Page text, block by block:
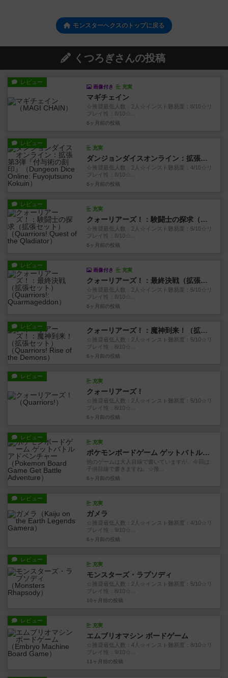
モンスターヘクスのトップに戻る
くつろぎさんの投稿
レビュー
画像付き 充実
マギチェイン
☆推奨最低人数：2人☆インスト難易度：8/10☆リ
プレイ性：8/10☆...
6ヶ月前 の投稿
レビュー
充実
ダンジョンダイスオンライン：拡張第3弾『付与術の刻印』
☆推奨最低人数：2人☆インスト難易度：4/10☆リ
プレイ性：8/10☆...
6ヶ月前 の投稿
レビュー
充実
クォーリアーズ！：験闘士の探求（拡張セット）
☆推奨最低人数：2人☆インスト難易度：5/10☆リ
プレイ性：8/10☆...
6ヶ月前 の投稿
レビュー
画像付き 充実
クォーリアーズ！：最終決戦（拡張セット）
☆推奨最低人数：2人☆インスト難易度：5/10☆リ
プレイ性：8/10☆...
6ヶ月前 の投稿
レビュー クォーリアーズ！：魔神到来！（拡張セット）
☆推奨最低人数：2人☆インスト難易度：5/10☆リ
プレイ性：8/10☆...
6ヶ月前 の投稿
レビュー
充実
クォーリアーズ！
☆推奨最低人数：2人☆インスト難易度：5/10☆リ
プレイ性：8/10☆...
6ヶ月前 の投稿
レビュー
充実
ポケモンボードゲーム ゲットバトルアドベンチャー
他のゲームは大人目線で書いていますが、今回は
子供目線で書きますね。☆推...
6ヶ月前 の投稿
レビュー
充実
ガメラ
☆推奨最低人数：2人☆インスト難易度：4/10☆リ
プレイ性：9/10☆...
6ヶ月前 の投稿
レビュー
充実
モンスターズ・ラプソディ
☆推奨最低人数：2人☆インスト難易度：5/10☆リ
プレイ性：8/10☆...
10ヶ月前 の投稿
レビュー
充実
エムブリオマシン ボードゲーム
☆推奨最低人数：4人☆インスト難易度：8/10☆リ
プレイ性：9/10☆...
11ヶ月前 の投稿